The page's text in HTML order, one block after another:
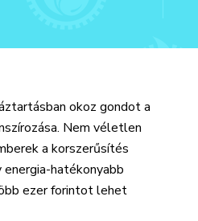
okoz gondot a
Nem véletlen
a korszerűsítés
hatékonyabb
ezer forintot lehet